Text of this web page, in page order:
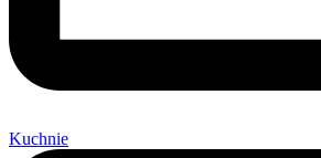
Kuchnie